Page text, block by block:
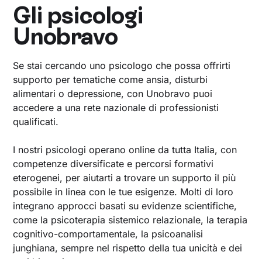
Gli psicologi
Unobravo
Se stai cercando uno psicologo che possa offrirti
supporto per tematiche come ansia, disturbi
alimentari o depressione, con Unobravo puoi
accedere a una rete nazionale di professionisti
qualificati.
I nostri psicologi operano online da tutta Italia, con
competenze diversificate e percorsi formativi
eterogenei, per aiutarti a trovare un supporto il più
possibile in linea con le tue esigenze. Molti di loro
integrano approcci basati su evidenze scientifiche,
come la psicoterapia sistemico relazionale, la terapia
cognitivo-comportamentale, la psicoanalisi
junghiana, sempre nel rispetto della tua unicità e dei